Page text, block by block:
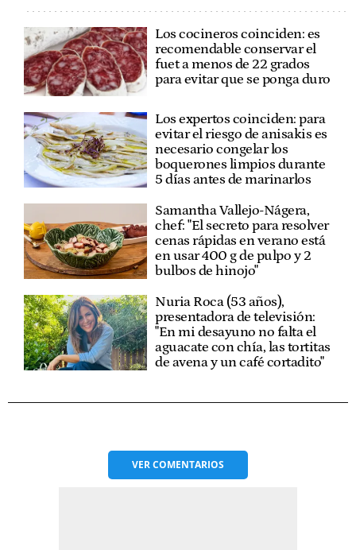
Los cocineros coinciden: es
recomendable conservar el
fuet a menos de 22 grados
para evitar que se ponga duro
Los expertos coinciden: para
evitar el riesgo de anisakis es
necesario congelar los
boquerones limpios durante
5 días antes de marinarlos
Samantha Vallejo-Nágera,
chef: "El secreto para resolver
cenas rápidas en verano está
en usar 400 g de pulpo y 2
bulbos de hinojo"
Nuria Roca (53 años),
presentadora de televisión:
"En mi desayuno no falta el
aguacate con chía, las tortitas
de avena y un café cortadito"
VERCOMENTARIOS